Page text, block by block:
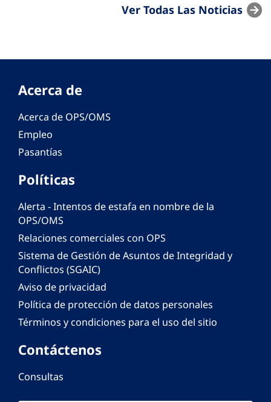
Ver Todas Las Noticias
Acerca de
Acerca de OPS/OMS
Empleo
Pasantías
Políticas
Alerta - Intentos de estafa en nombre de la
OPS/OMS
Relaciones comerciales con OPS
Sistema de Gestión de Asuntos de Integridad y
Conflictos (SGAIC)
Aviso de privacidad
Política de protección de datos personales
Términos y condiciones para el uso del sitio
Contáctenos
Consultas